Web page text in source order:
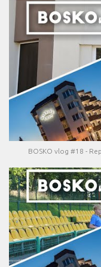
BOSKO vlog #18 -